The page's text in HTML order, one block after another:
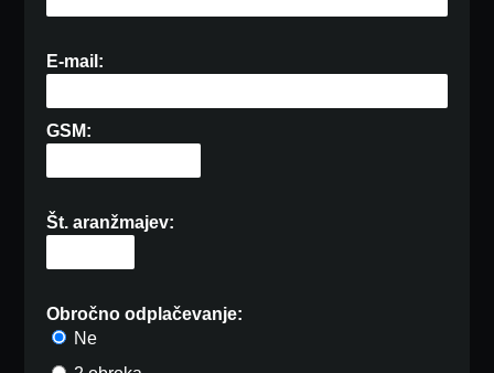
E-mail:
GSM:
Št. aranžmajev:
Obročno odplačevanje:
Ne